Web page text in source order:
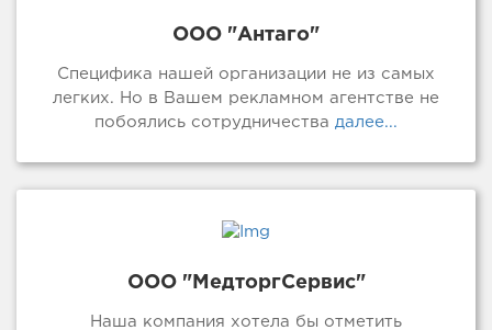
ООО "Антаго"
Специфика нашей организации не из самых
легких. Но в Вашем рекламном агентстве не
побоялись сотрудничества далее...
ООО "МедторгСервис"
Наша компания хотела бы отметить